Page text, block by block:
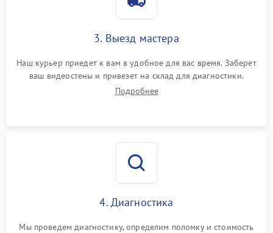
3. Выезд мастера
Наш курьер приедет к вам в удобное для вас время. Заберет
ваш видеостены и привезет на склад для диагностики.
Подробнее
4. Диагностика
Мы проведем диагностику, определим поломку и стоимость